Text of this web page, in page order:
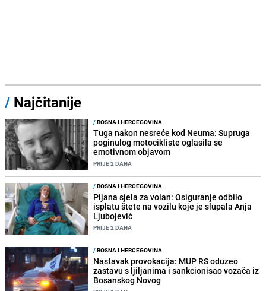
/ Najčitanije
/BOSNA I HERCEGOVINA
Tuga nakon nesreće kod Neuma: Supruga
poginulog motocikliste oglasila se
emotivnom objavom
PRIJE 2 DANA
/BOSNA I HERCEGOVINA
Pijana sjela za volan: Osiguranje odbilo
isplatu štete na vozilu koje je slupala Anja
Ljubojević
PRIJE 2 DANA
/BOSNA I HERCEGOVINA
Nastavak provokacija: MUP RS oduzeo
zastavu s ljiljanima i sankcionisao vozača iz
Bosanskog Novog